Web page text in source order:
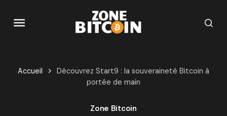
Accueil
Découvrez Start9 : la souveraineté Bitcoin à
portée de main
Zone Bitcoin